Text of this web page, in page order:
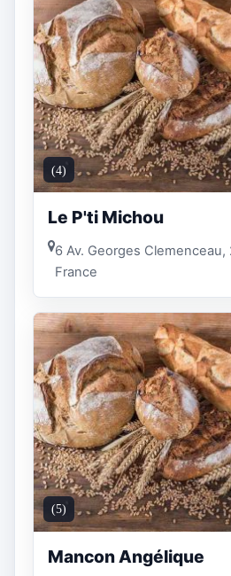
(4)
Le P'ti Michou
6 Av. Georges
France
(5)
Mancon Angélique